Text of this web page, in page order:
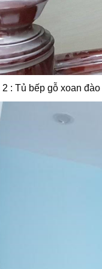
2 : Tủ bếp gỗ xoan